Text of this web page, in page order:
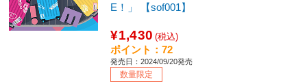
E！」 【sof001】
¥1,430 (税込)
ポイント：72
発売日：2024/09/20発売
数量限定